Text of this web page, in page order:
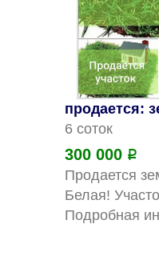
продается:
6 соток
300 000 Р
Продается
Белая!